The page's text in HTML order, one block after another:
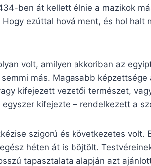
ben át kellett élnie a mazikok
ezúttal hová ment, és hol halt
volt, amilyen akkoriban az
más. Magasabb
kifejezett vezetői természet,
kifejezte – rendelkezett a
szigorú és következetes
héten át is böjtölt.
tapasztalata alapján azt